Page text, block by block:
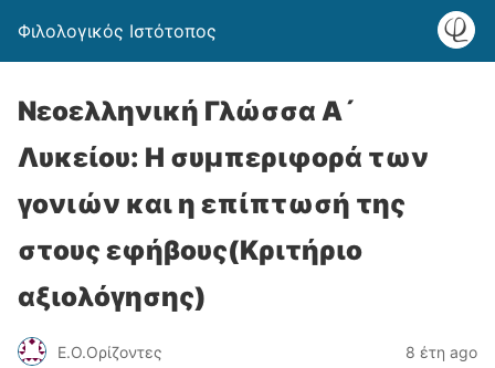
Φιλολογικός Ιστότοπος
Νεοελληνική Γλώσσα Α´
Λυκείου: Η συμπεριφορά των
γονιών και η επίπτωσή της
στους εφήβους(Κριτήριο
αξιολόγησης)
Ε.Ο.Ορίζοντες 8 έτη ago